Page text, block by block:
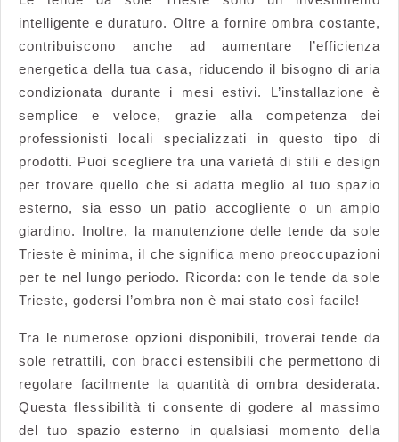
intelligente e duraturo. Oltre a fornire ombra costante,
contribuiscono anche ad aumentare l’efficienza
energetica della tua casa, riducendo il bisogno di aria
condizionata durante i mesi estivi. L’installazione è
semplice e veloce, grazie alla competenza dei
professionisti locali specializzati in questo tipo di
prodotti. Puoi scegliere tra una varietà di stili e design
per trovare quello che si adatta meglio al tuo spazio
esterno, sia esso un patio accogliente o un ampio
giardino. Inoltre, la manutenzione delle tende da sole
Trieste è minima, il che significa meno preoccupazioni
per te nel lungo periodo. Ricorda: con le tende da sole
Trieste, godersi l’ombra non è mai stato così facile!
Tra le numerose opzioni disponibili, troverai tende da
sole retrattili, con bracci estensibili che permettono di
regolare facilmente la quantità di ombra desiderata.
Questa flessibilità ti consente di godere al massimo
del tuo spazio esterno in qualsiasi momento della